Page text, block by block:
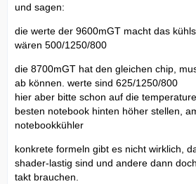
und sagen:
die werte der 9600mGT macht das
wären 500/1250/800
die 8700mGT hat den gleichen chip,
ab können. werte sind 625/1250/800
hier aber bitte schon auf die
besten notebook hinten höher stellen,
notebookkühler
konkrete formeln gibt es nicht wirklich,
shader-lastig sind und andere dann
takt brauchen.